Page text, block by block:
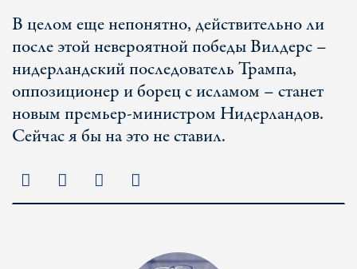
В целом еще непонятно, действительно ли
после этой невероятной победы Вилдерс –
нидерландский последователь Трампа,
оппозиционер и борец с исламом – станет
новым премьер-министром Нидерландов.
Сейчас я бы на это не ставил.